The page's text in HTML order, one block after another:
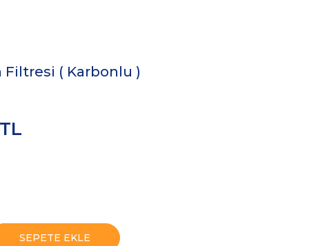
Filtresi ( Karbonlu )
SEPETE EKLE